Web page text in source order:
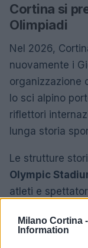
Milano Cortina -
Information
Cortina si
Olimpiadi
Nel 2026,
nuovamente i
organizzazione
lo sci alpino
riflettori
lunga storia
Le strutture
Olympic
atleti e
Tofane
delle